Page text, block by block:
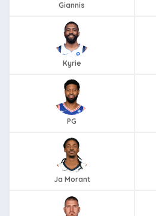
Giannis
Kyrie
PG
Ja Morant